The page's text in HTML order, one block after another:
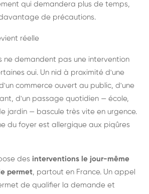
qui demandera plus de temps,
de précautions.
réelle
ne demandent pas une intervention
oui. Un nid à proximité d'une
commerce ouvert au public, d'une
d'un passage quotidien — école,
jardin — bascule très vite en urgence.
du foyer est allergique aux piqûres
des interventions le jour-même
permet, partout en France. Un appel
de qualifier la demande et